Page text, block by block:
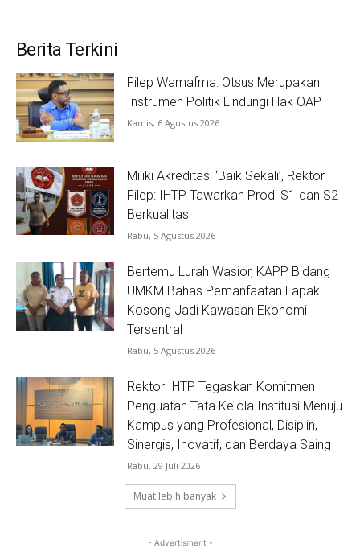
Berita Terkini
Filep Wamafma: Otsus Merupakan
Instrumen Politik Lindungi Hak OAP
Kamis, 6 Agustus 2026
Miliki Akreditasi ‘Baik Sekali’, Rektor
Filep: IHTP Tawarkan Prodi S1 dan S2
Berkualitas
Rabu, 5 Agustus 2026
Bertemu Lurah Wasior, KAPP Bidang
UMKM Bahas Pemanfaatan Lapak
Kosong Jadi Kawasan Ekonomi
Tersentral
Rabu, 5 Agustus 2026
Rektor IHTP Tegaskan Komitmen
Penguatan Tata Kelola Institusi Menuju
Kampus yang Profesional, Disiplin,
Sinergis, Inovatif, dan Berdaya Saing
Rabu, 29 Juli 2026
Muat lebih banyak
- Advertisment -